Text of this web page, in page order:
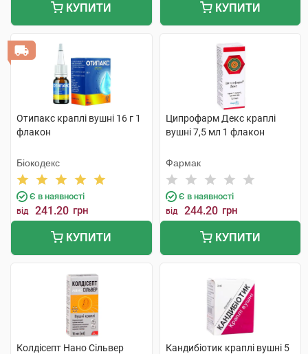
КУПИТИ КУПИТИ
Отипакс краплі вушні 16 г 1
флакон
Біокодекс
Є в наявності
від 241.20 грн
КУПИТИ
Ципрофарм Декс краплі
вушні 7,5 мл 1 флакон
Фармак
Є в наявності
від 244.20 грн
КУПИТИ
Колдісепт Нано Сільвер
Кандибіотик краплі вушні 5